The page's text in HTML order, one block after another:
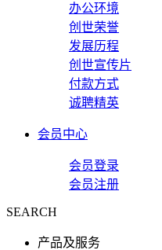
办公环境
创世荣誉
发展历程
创世宣传片
付款方式
诚聘精英
会员中心
会员登录
会员注册
SEARCH
产品及服务